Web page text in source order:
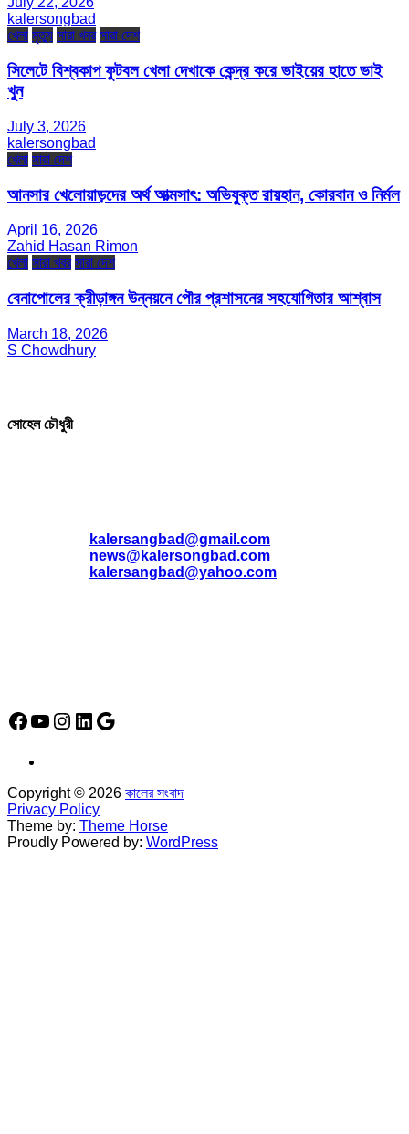
kalersongbad
খেলা মৃত্যু সারা খবর সারা দেশ
সিলেটে বিশ্বকাপ ফুটবল খেলা দেখাকে কেন্দ্র করে ভাইয়ের হাতে ভাই
খুন
July 3, 2026
kalersongbad
খেলা সারা দেশ
আনসার খেলোয়াড়দের অর্থ আত্মসাৎ: অভিযুক্ত রায়হান, কোরবান ও নির্মল
April 16, 2026
Zahid Hasan Rimon
খেলা সারা খবর সারা দেশ
বেনাপোলের ক্রীড়াঙ্গন উন্নয়নে পৌর প্রশাসনের সহযোগিতার আশ্বাস
March 18, 2026
S Chowdhury
সোহেল চৌধুরী
kalersangbad@gmail.com
news@kalersongbad.com
kalersangbad@yahoo.com
Facebook
YouTube
Instagram
LinkedIn
Google
Copyright © 2026 কালের সংবাদ
Privacy Policy
Theme by: Theme Horse
Proudly Powered by: WordPress